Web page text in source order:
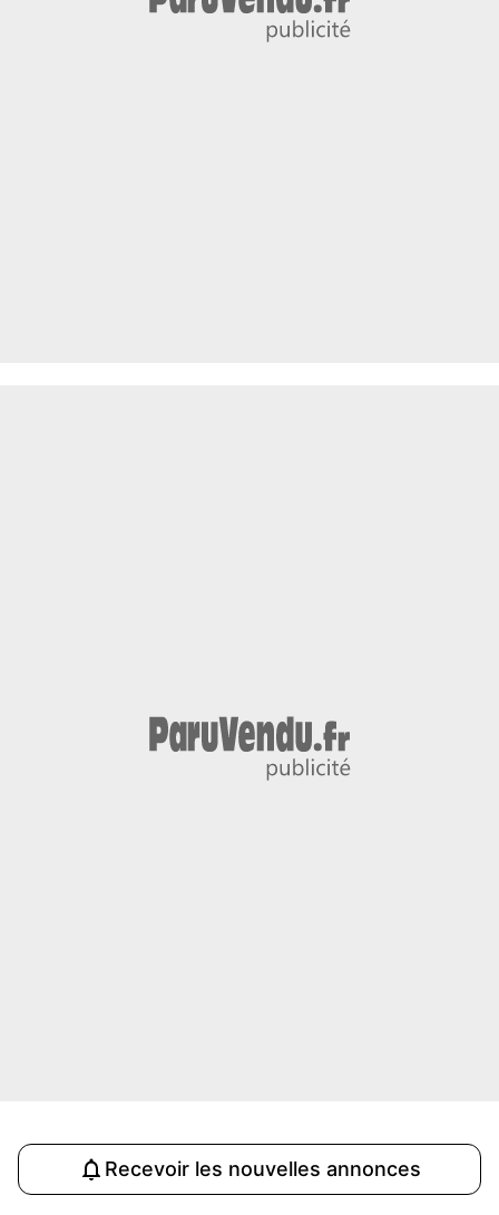
Recevoir les nouvelles annonces